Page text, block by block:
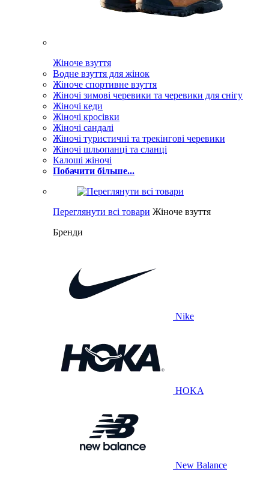
Жіноче взуття
Водне взуття для жінок
Жіноче спортивне взуття
Жіночі зимові черевики та черевики для снігу
Жіночі кеди
Жіночі кросівки
Жіночі сандалі
Жіночі туристичні та трекінгові черевики
Жіночі шльопанці та сланці
Калоші жіночі
Побачити більше...
Переглянути всі товари Жіноче взуття
Бренди
Nike
HOKA
New Balance